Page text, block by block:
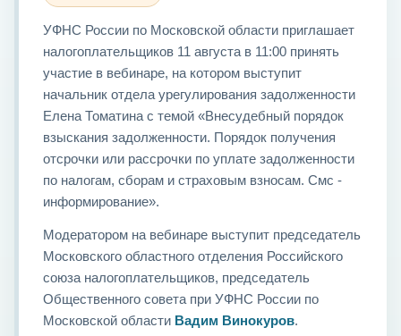
УФНС России по Московской области приглашает
налогоплательщиков 11 августа в 11:00 принять
участие в вебинаре, на котором выступит
начальник отдела урегулирования задолженности
Елена Томатина с темой «Внесудебный порядок
взыскания задолженности. Порядок получения
отсрочки или рассрочки по уплате задолженности
по налогам, сборам и страховым взносам. Смс -
информирование».
Модератором на вебинаре выступит председатель
Московского областного отделения Российского
союза налогоплательщиков, председатель
Общественного совета при УФНС России по
Московской области Вадим Винокуров.